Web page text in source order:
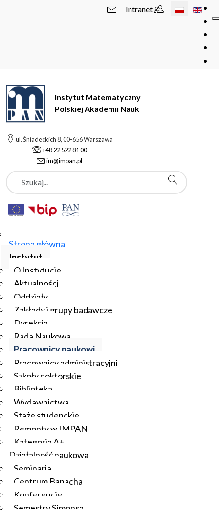
Wybierz swój
Intranet
Instytut Matematyczny
Polskiej Akademii Nauk
ul. Śniadeckich 8, 00-656 Warszawa
+48 22 522 81 00
im@impan.pl
Szukaj
Strona główna
Instytut
O Instytucie
Aktualności
Oddziały
Zakłady i grupy badawcze
Dyrekcja
Rada Naukowa
Pracownicy naukowi
Pracownicy administracyjni
Szkoły doktorskie
Biblioteka
Wydawnictwa
Staże studenckie
Remonty w IMPAN
Kategoria A+
Działalność naukowa
Seminaria
Centrum Banacha
Konferencje
Semestry Simonsa